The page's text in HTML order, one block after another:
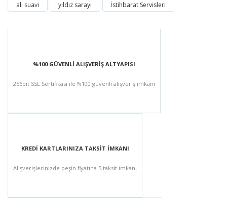
ali suavi
yıldız sarayı İstihbarat Servisleri
%100 GÜVENLİ ALIŞVERİŞ ALTYAPISI
256bit SSL Sertifikası ile %100 güvenli alışveriş imkanı
KREDİ KARTLARINIZA TAKSİT İMKANI
Alışverişlerinizde peşin fiyatına 5 taksit imkanı